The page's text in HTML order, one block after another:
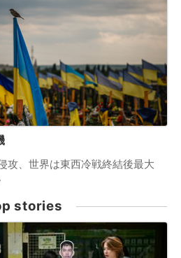
攻、世界は東西冷戦終結後最大
stories